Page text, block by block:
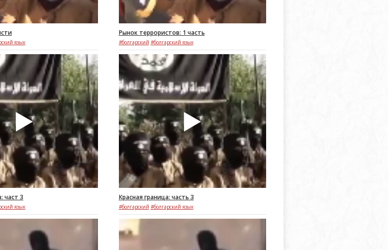
язык
част 3
язык
Рынок террористов: 1 часть
#болгарский #болгарский язык
Красная граница: часть 3
#болгарский #болгарский язык